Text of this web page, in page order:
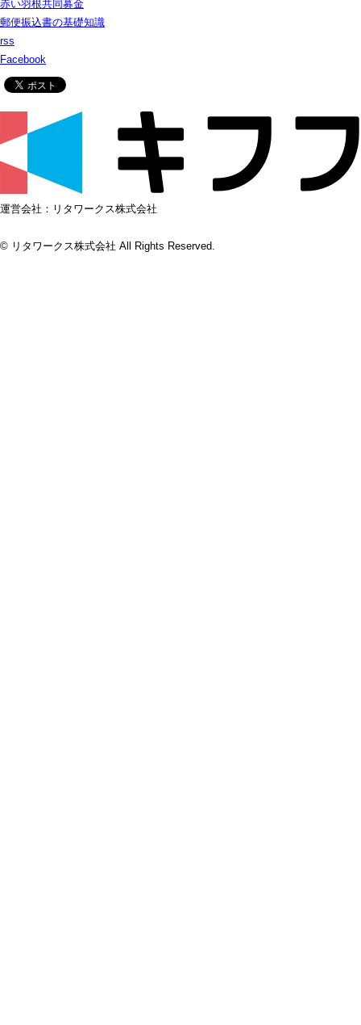
赤い羽根共同募金
郵便振込書の基礎知識
rss
Facebook
運営会社：リタワークス株式会社
© リタワークス株式会社 All Rights Reserved.